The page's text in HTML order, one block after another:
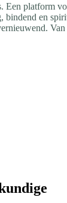
Een platform
en